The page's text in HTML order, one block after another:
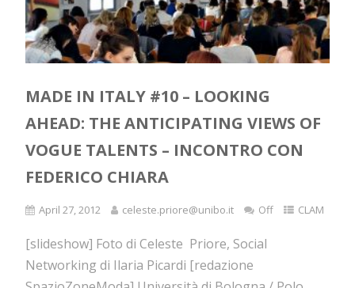
MADE IN ITALY #10 – LOOKING
AHEAD: THE ANTICIPATING VIEWS OF
VOGUE TALENTS – INCONTRO CON
FEDERICO CHIARA
April 27, 2012 celeste.priore@unibo.it Off CLAM
[slideshow] Foto di Celeste Priore, Social
Networking di Ilaria Picardi [redazione